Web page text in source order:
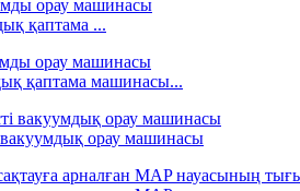
қаптама ...
қаптама машинасы...
орау машинасы